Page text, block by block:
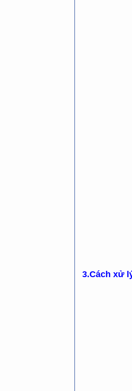
3.Cách xử